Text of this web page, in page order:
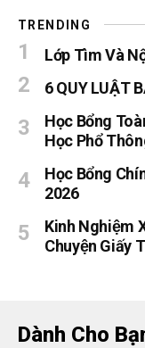
TRENDING
Lớp Tìm Và
6 QUY LUẬT
Học Bổng
Học Phổ
Học Bổng
2026
Kinh Nghiệm
Chuyện Giấy
Dành Cho